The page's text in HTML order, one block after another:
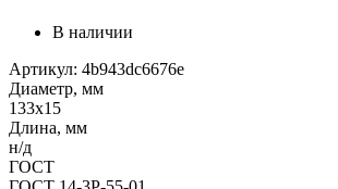
В наличии
Артикул: 4b943dc6676e
Диаметр, мм
133х15
Длина, мм
н/д
ГОСТ